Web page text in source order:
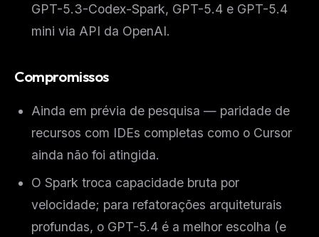
GPT-5.3-Codex-Spark, GPT-5.4 e GPT-5.4
mini via API da OpenAI.
Compromissos
Ainda em prévia de pesquisa — paridade de
recursos com IDEs completas como o Cursor
ainda não foi atingida.
O Spark troca capacidade bruta por
velocidade; para refatorações arquiteturais
profundas, o GPT-5.4 é a melhor escolha (e